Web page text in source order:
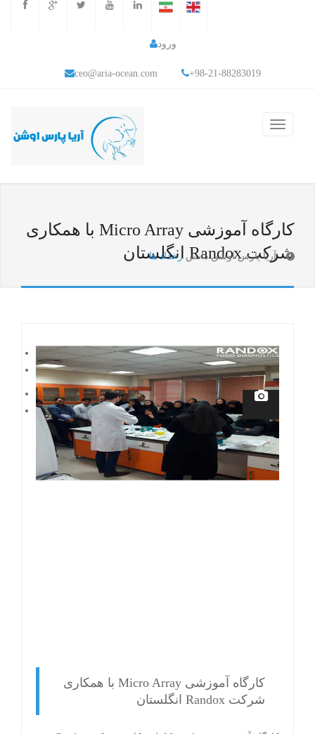
ورود
ceo@aria-ocean.com +98-21-88283019
کارگاه آموزشی Micro Array با همکاری
شرکت Randox انگلستان
رخداد ها آریا پارس اوشن دانش
April 01, 2014 03 Comments Admin
کارگاه آموزشی Micro Array با همکاری
شرکت Randox انگلستان